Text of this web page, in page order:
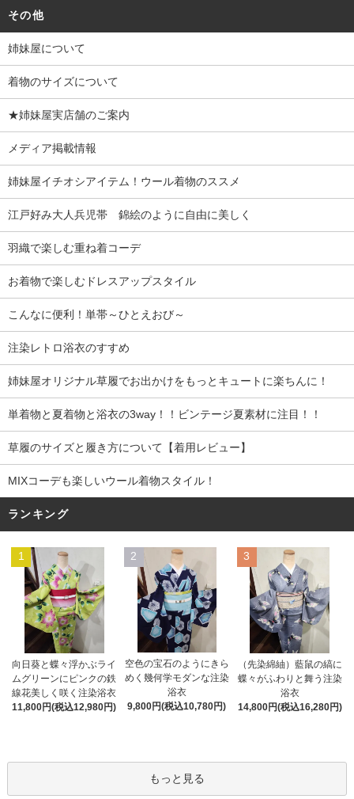
その他
姉妹屋について
着物のサイズについて
★姉妹屋実店舗のご案内
メディア掲載情報
姉妹屋イチオシアイテム！ウール着物のススメ
江戸好み大人兵児帯 錦絵のように自由に美しく
羽織で楽しむ重ね着コーデ
お着物で楽しむドレスアップスタイル
こんなに便利！単帯～ひとえおび～
注染レトロ浴衣のすすめ
姉妹屋オリジナル草履でお出かけをもっとキュートに楽ちんに！
単着物と夏着物と浴衣の3way！！ビンテージ夏素材に注目！！
草履のサイズと履き方について【着用レビュー】
MIXコーデも楽しいウール着物スタイル！
ランキング
1
向日葵と蝶々浮かぶライ
ムグリーンにピンクの鉄
線花美しく咲く注染浴衣
11,800円(税込12,980円)
2
空色の宝石のようにきら
めく幾何学モダンな注染
浴衣
9,800円(税込10,780円)
3
（先染綿紬）藍鼠の縞に
蝶々がふわりと舞う注染
浴衣
14,800円(税込16,280円)
もっと見る